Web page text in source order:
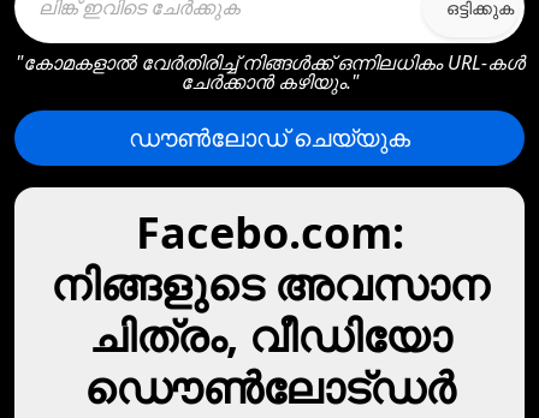
ഒട്ടിക്കുക
"കോമകളാൽ വേർതിരിച്ച് നിങ്ങൾക്ക് ഒന്നിലധികം URL-കൾ
ചേർക്കാൻ കഴിയും."
ഡൗൺലോഡ് ചെയ്യുക
Facebo.com:
നിങ്ങളുടെ അവസാന
ചിത്രം, വീഡിയോ
ഡൌണ്‍ലോട്ഡര്‍